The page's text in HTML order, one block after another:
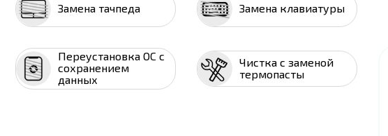
Замена тачпеда Замена клавиатуры
Переустановка ОС с
сохранением
данных
Чистка с заменой
термопасты